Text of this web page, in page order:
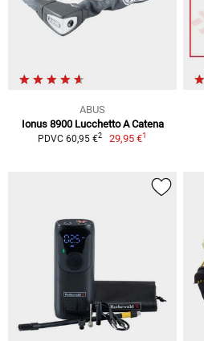
ABUS
Ionus 8900 Lucchetto A Catena
PDVC 60,95 €2 29,95 €1